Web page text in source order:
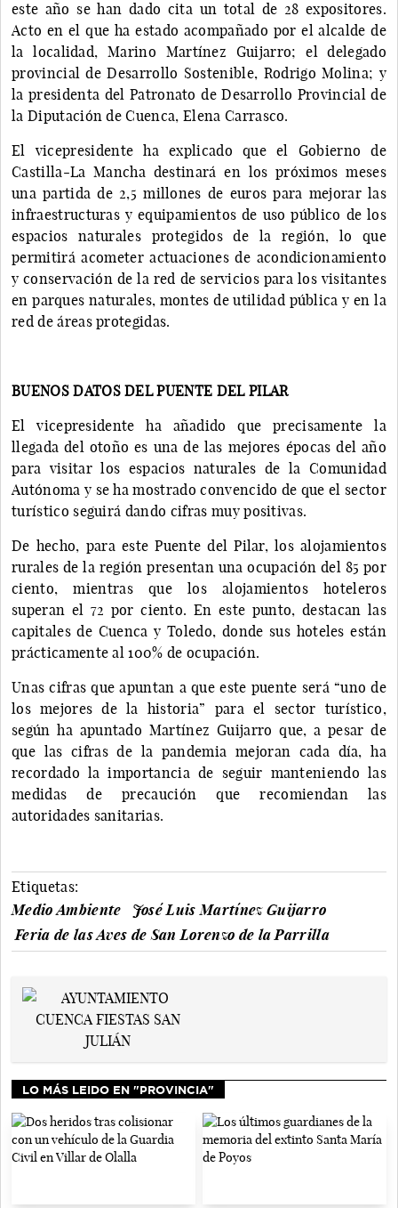
este año se han dado cita un total de 28 expositores.
Acto en el que ha estado acompañado por el alcalde de
la localidad, Marino Martínez Guijarro; el delegado
provincial de Desarrollo Sostenible, Rodrigo Molina; y
la presidenta del Patronato de Desarrollo Provincial de
la Diputación de Cuenca, Elena Carrasco.
El vicepresidente ha explicado que el Gobierno de
Castilla-La Mancha destinará en los próximos meses
una partida de 2,5 millones de euros para mejorar las
infraestructuras y equipamientos de uso público de los
espacios naturales protegidos de la región, lo que
permitirá acometer actuaciones de acondicionamiento
y conservación de la red de servicios para los visitantes
en parques naturales, montes de utilidad pública y en la
red de áreas protegidas.
BUENOS DATOS DEL PUENTE DEL PILAR
El vicepresidente ha añadido que precisamente la
llegada del otoño es una de las mejores épocas del año
para visitar los espacios naturales de la Comunidad
Autónoma y se ha mostrado convencido de que el sector
turístico seguirá dando cifras muy positivas.
De hecho, para este Puente del Pilar, los alojamientos
rurales de la región presentan una ocupación del 85 por
ciento, mientras que los alojamientos hoteleros
superan el 72 por ciento. En este punto, destacan las
capitales de Cuenca y Toledo, donde sus hoteles están
prácticamente al 100% de ocupación.
Unas cifras que apuntan a que este puente será “uno de
los mejores de la historia” para el sector turístico,
según ha apuntado Martínez Guijarro que, a pesar de
que las cifras de la pandemia mejoran cada día, ha
recordado la importancia de seguir manteniendo las
medidas de precaución que recomiendan las
autoridades sanitarias.
Etiquetas:
Medio Ambiente
José Luis Martínez Guijarro
Feria de las Aves de San Lorenzo de la Parrilla
LO MÁS LEIDO EN "PROVINCIA"